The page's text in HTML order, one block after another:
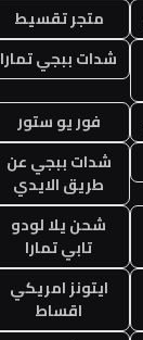
متجر تقسيط
شدات ببجي تمارا
فور يو ستور
شدات ببجي عن
طريق الايدي
شحن يلا لودو
تابي تمارا
ايتونز امريكي
اقساط